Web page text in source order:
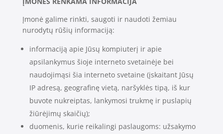
Įmonė galime rinkti, saugoti ir naudoti žemiau
nurodytų rūšių informaciją:
informaciją apie Jūsų kompiuterį ir apie
apsilankymus šioje interneto svetainėje bei
naudojimąsi šia interneto svetaine (įskaitant Jūsų
IP adresą, geografinę vietą, naršyklės tipą, iš kur
buvote nukreiptas, lankymosi trukmę ir puslapių
žiūrėjimų skaičių);
duomenis, kurie reikalingi paslaugoms: užsakymo